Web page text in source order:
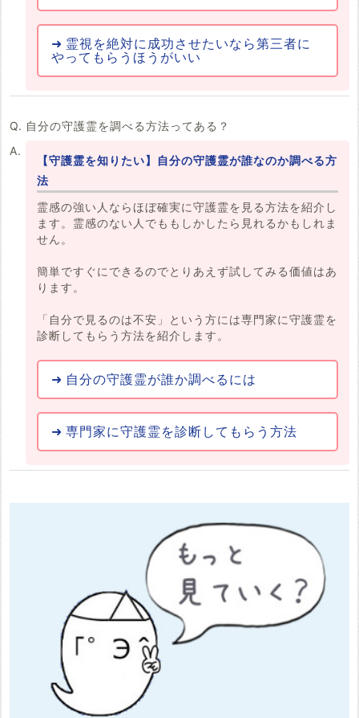
霊視を絶対に成功させたいなら第三者に
やってもらうほうがいい
自分の守護霊を調べる方法ってある？
【守護霊を知りたい】自分の守護霊が誰なのか調べる方
法
霊感の強い人ならほぼ確実に守護霊を見る方法を紹介し
ます。霊感のない人でももしかしたら見れるかもしれま
せん。
簡単ですぐにできるのでとりあえず試してみる価値はあ
ります。
「自分で見るのは不安」という方には専門家に守護霊を
診断してもらう方法を紹介します。
自分の守護霊が誰か調べるには
専門家に守護霊を診断してもらう方法